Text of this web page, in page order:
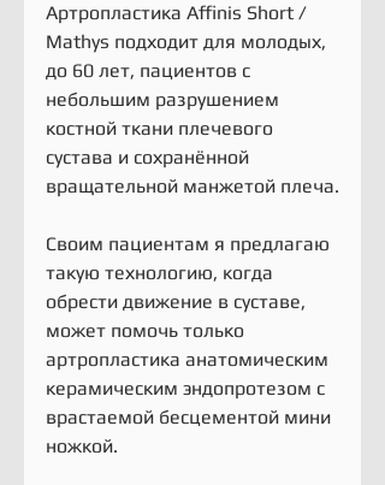
Артропластика Affinis Short /
Mathys подходит для молодых,
до 60 лет, пациентов с
небольшим разрушением
костной ткани плечевого
сустава и сохранённой
вращательной манжетой плеча.
Своим пациентам я предлагаю
такую технологию, когда
обрести движение в суставе,
может помочь только
артропластика анатомическим
керамическим эндопротезом с
врастаемой бесцементой мини
ножкой.